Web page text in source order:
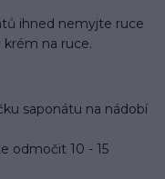
ihned nemyjte ruce
na ruce.
saponátu na nádobí
odmočit 10 - 15